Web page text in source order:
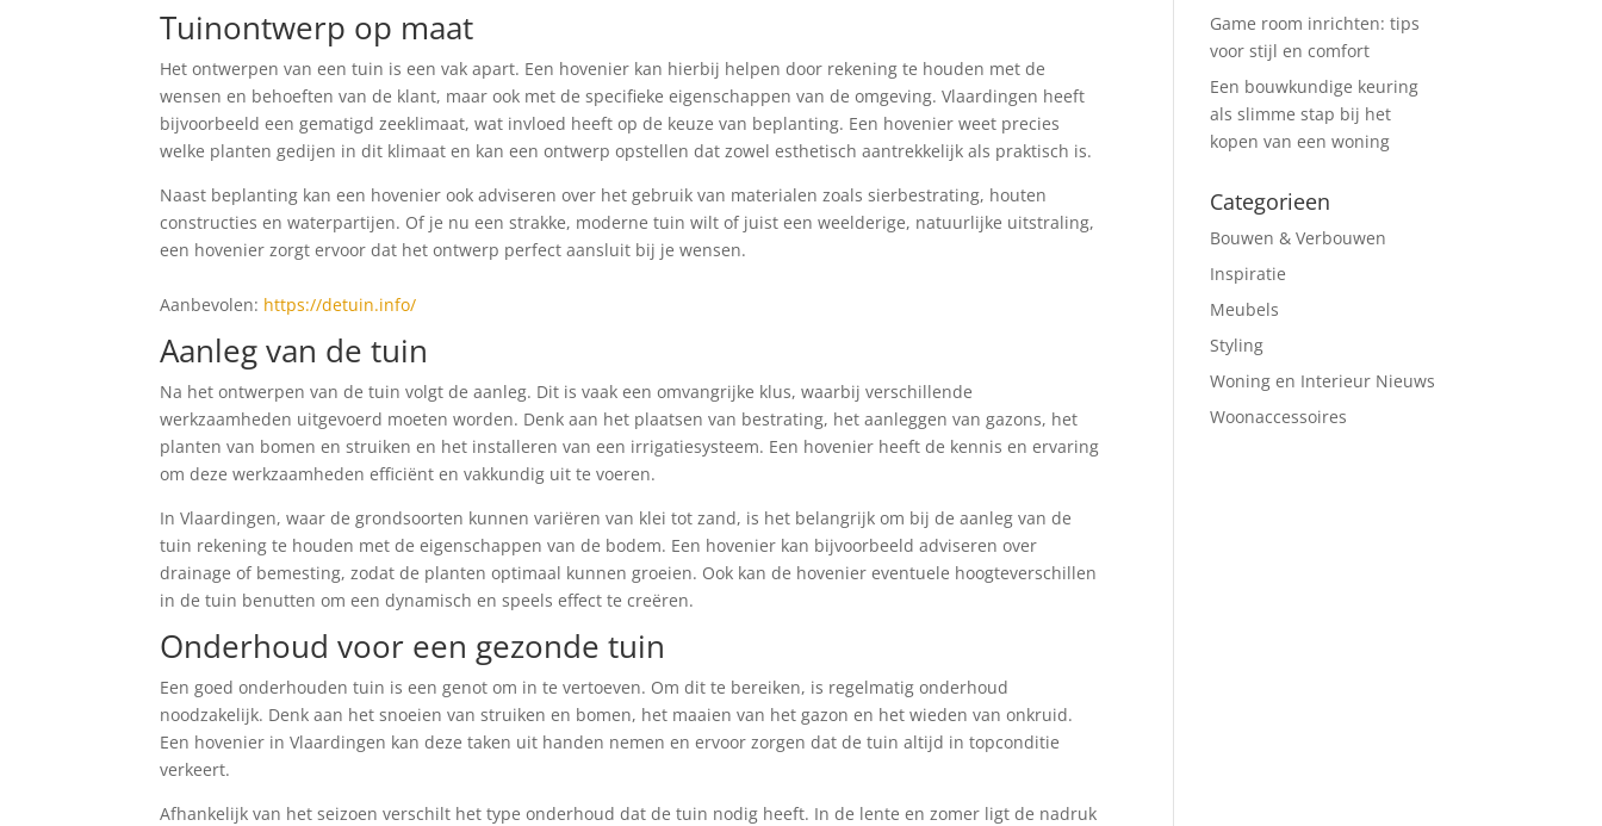
Tuinontwerp op maat
Het ontwerpen van een tuin is een vak apart. Een hovenier kan hierbij helpen door rekening te houden met de
wensen en behoeften van de klant, maar ook met de specifieke eigenschappen van de omgeving. Vlaardingen heeft
bijvoorbeeld een gematigd zeeklimaat, wat invloed heeft op de keuze van beplanting. Een hovenier weet precies
welke planten gedijen in dit klimaat en kan een ontwerp opstellen dat zowel esthetisch aantrekkelijk als praktisch is.
Naast beplanting kan een hovenier ook adviseren over het gebruik van materialen zoals sierbestrating, houten
constructies en waterpartijen. Of je nu een strakke, moderne tuin wilt of juist een weelderige, natuurlijke uitstraling,
een hovenier zorgt ervoor dat het ontwerp perfect aansluit bij je wensen.
Aanbevolen: https://detuin.info/
Aanleg van de tuin
Na het ontwerpen van de tuin volgt de aanleg. Dit is vaak een omvangrijke klus, waarbij verschillende
werkzaamheden uitgevoerd moeten worden. Denk aan het plaatsen van bestrating, het aanleggen van gazons, het
planten van bomen en struiken en het installeren van een irrigatiesysteem. Een hovenier heeft de kennis en ervaring
om deze werkzaamheden efficiënt en vakkundig uit te voeren.
In Vlaardingen, waar de grondsoorten kunnen variëren van klei tot zand, is het belangrijk om bij de aanleg van de
tuin rekening te houden met de eigenschappen van de bodem. Een hovenier kan bijvoorbeeld adviseren over
drainage of bemesting, zodat de planten optimaal kunnen groeien. Ook kan de hovenier eventuele hoogteverschillen
in de tuin benutten om een dynamisch en speels effect te creëren.
Onderhoud voor een gezonde tuin
Een goed onderhouden tuin is een genot om in te vertoeven. Om dit te bereiken, is regelmatig onderhoud
noodzakelijk. Denk aan het snoeien van struiken en bomen, het maaien van het gazon en het wieden van onkruid.
Een hovenier in Vlaardingen kan deze taken uit handen nemen en ervoor zorgen dat de tuin altijd in topconditie
verkeert.
Afhankelijk van het seizoen verschilt het type onderhoud dat de tuin nodig heeft. In de lente en zomer ligt de nadruk
Game room inrichten: tips
voor stijl en comfort
Een bouwkundige keuring
als slimme stap bij het
kopen van een woning
Categorieen
Bouwen & Verbouwen
Inspiratie
Meubels
Styling
Woning en Interieur Nieuws
Woonaccessoires